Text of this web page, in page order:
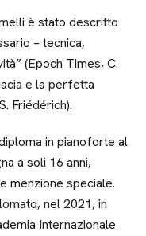
è stato descritto
– tecnica,
(Epoch Times, C.
e la perfetta
Friédérich).
in pianoforte al
a soli 16 anni,
menzione speciale.
nel 2021, in
Internazionale